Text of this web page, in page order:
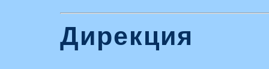
Дирекция